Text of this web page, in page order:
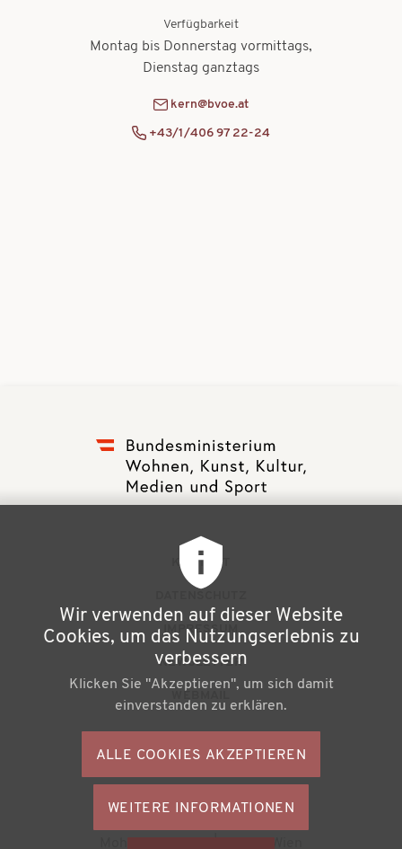
Verfügbarkeit
Montag bis Donnerstag vormittags,
Dienstag ganztags
kern@bvoe.at
+43/1/406 97 22-24
ß
e
e
KONTAKT
IMPRESSUM
NEWSLETTER
S
c
Wir verwenden auf dieser Website
Cookies, um das Nutzungserlebnis zu
verbessern
Klicken Sie "Akzeptieren", um sich damit
einverstanden zu erklären.
ALLE COOKIES AKZEPTIEREN
WEITERE INFORMATIONEN